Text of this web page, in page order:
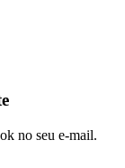
no seu e-mail.